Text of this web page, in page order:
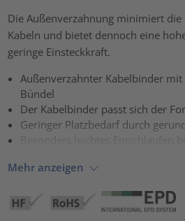
Die Außenverzahnung minimiert die
Kabeln und bietet dennoch eine
geringe Einsteckkraft.
Außenverzahnter Kabelbinder
Bündel
Der Kabelbinder passt sich der
Geringer Platzbedarf durch
Besonders leichtes Einschlaufen
Mehr anzeigen